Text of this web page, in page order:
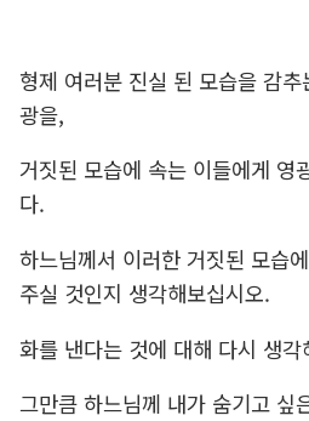
형제 여러분 진실 된 모습을 감
광을,
거짓된 모습에 속는 이들에게 영
다.
하느님께서 이러한 거짓된 모습
주실 것인지 생각해보십시오.
화를 낸다는 것에 대해 다시 생각
그만큼 하느님께 내가 숨기고 싶